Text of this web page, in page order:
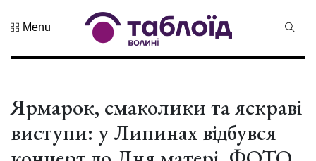
Не пропустіть
нацгварді...
263 переглядів
Гороскоп на
Menu
Ярмарок, смаколики та яскраві
виступи: у Липинах відбувся